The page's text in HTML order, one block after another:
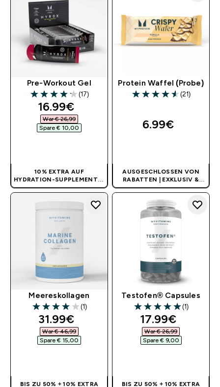
Pre-Workout Gel
4.18 out of 5 stars
(17)
discounted price
16.99€‎
War € 26,99‎
Spare € 10,00‎
10% EXTRA AUF
HYDRATION-SUPPLEMENTE|
KEIN CODE BENÖTIGT
Protein Waffel (Probe)
4.57 out of 5 stars
(21)
6.99€‎
AUSGESCHLOSSEN VON
RABATTEN | EXKLUSIV &
LIMITIERT
Meereskollagen
4 out of 5 stars
(1)
discounted price
31.99€‎
War € 46,99‎
Spare € 15,00‎
BIS ZU 50% + 10% EXTRA
Testofen® Capsules
5 out of 5 stars
(1)
discounted
17.99€‎
War € 26,99‎
Spare € 9,00‎
BIS ZU 50% + 10% EXTRA